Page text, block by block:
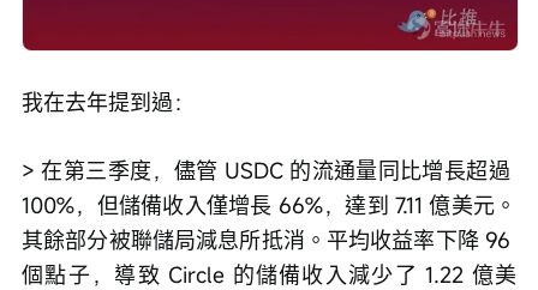
我在去年提到過：
> 在第三季度，儘管 USDC 的流通量同比增長超過
100%，但儲備收入僅增長 66%，達到 7.11 億美元。
其餘部分被聯儲局減息所抵消。平均收益率下降 96
個點子，導致 Circle 的儲備收入減少了 1.22 億美